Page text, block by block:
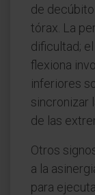
de
tórax. La
dificultad;
flexiona
inferiores
sincronizar
de las
Otros
a la
para